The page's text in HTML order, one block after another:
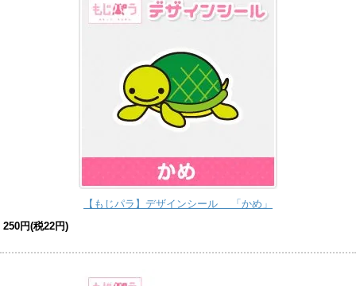
【もじパラ】デザインシール 「かめ」
250円(税22円)